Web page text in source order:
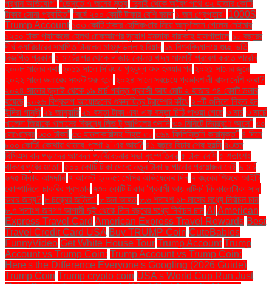
প্রধান অভিযোগ” “ডেঙ্গুতে ৭ জনের মৃত্যু “দুবাই থেকে অবৈধ পথে ৩২ হাজার কোটি
টাকার সোনা প্রবাহিত” “বর্ষে ২০০ কোটি টাকার বেশি বরাদ্দ ১ জন গ্রেপ্তার" 1000$
Trump Account ১০৩ কোটি টাকার হেলিকপ্টার নিয়ে অনুশীলনে গেলেন নেইমার
১২০০ টাকা প্যাকেজে হেলথ চেকআপের সুযোগ ইনসাফ বারাকাহ হাসপাতালে ১৮ বছরের
দীর্ঘ ক্যারিয়ারের সমাপ্তি টানলেন মাহমুদউল্লাহ রিয়াদ ১৯ বিশ্ববিদ্যালয়ে গুচ্ছ ভর্তি
বিজ্ঞপ্তি প্রকাশ ২ মার্চের পর থেকে গাজায় কোনও খাদ্য সামগ্রী প্রবেশ করতে পারেনি
২০০৮ সালের কথা ২০১১ সালে সিরিয়ায় গৃহযুদ্ধ শুরু হওয়ার পর ২০২১ সালের জুনে
২০২২ সালে ডলারের সংকট শুরু হলে ২০২৪ সালে সবচেয়ে প্রভাবশালী বাংলাদেশি কারা?
২০২৪ সালের জুলাই থেকে ১৯ মার্চ পর্যন্ত প্রবাসী আয় মোট ২ হাজার ৭৪ কোটি ডলার
হয়েছে ২০২৬ বিশ্বকাপ আয়োজনের গুরুদায়িত্ব ট্রাম্পের কাঁধে ২৮টি গুলিতে নিহত হন
ইন্দিরা গান্ধী ২৯ জানুয়ারি ২৯ বস্তা টাকা এবং এক বস্তা চিঠি পাওয়া গেছে ৩ মার্চ ৩ মার্চে
খালেদা জিয়াকে খালাসের বিরুদ্ধে লিভ টু আপিলের শুনানি ৩০ মিনিটে নিয়ন্ত্রণে আসে" ৩০
সেপ্টেম্বর ৩০০ টাকা! ৩৩ হামলাকারীসহ নিহত ৫৮ ৩৬৯ ফিলিস্তিনি কারামুক্ত" ৪ দিনে
৮০০ কোটি! কোথায় থামবে 'পুষ্পা ২' এর আয়? ৪১ বছরে বিচার শেষ হয়নি ৪৩তম
বিসিএস বাদ পড়াদের আবেদন পুনর্বিবেচনার সভা বৃহস্পতিবার ৫ টাকা বেশি ৫ শতাংশই
থাকবে পূর্বের মতো" ৫০০ কোটি টাকা দেবে: নতুন টাকা ছাপানোর প্রয়োজন নেই ৬ মার্চ
৬৭৫ টাকায় আমদানি ৭ আগস্ট ২০০৫: মেসির অভিষেকের দিন ৭ বছরের শিশুকে আইটি
কোম্পানিতে চাকরির প্রস্তাব ৭৩০ কোটি টাকার ‘প্রবাসী আয় নাটক’ কি কালোটাকা সাদা
করার জন্য? ৮ চক্রের জড়িত" ৮ জন আহত ৮.৬ শতাংশ ১৮ মাসের মধ্যে নির্বাচন চান
৮.৭ শতাংশ জনগণ আগামী দুই থেকে তিন বছরের মধ্যে নির্বাচন চান AI American
Express Travel Card American Express Travel Rewards Best
Travel Credit Card USA Buy TRUMP Coin CuteBabies
FunnyVideo Get White House Tour Trump Account Trump
Account vs Trump Coin: Trump Account vs Trump Coin:
Here's the Difference Everyone's Googling (2026 Guide)
Trump Coin Trump crypto coin USA's World Cup Run Just